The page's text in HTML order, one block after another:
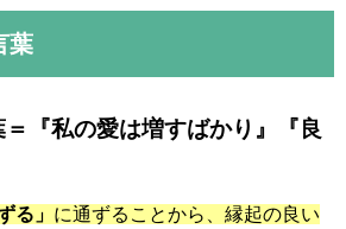
葉
『私の愛は増すばかり』『良
る」 に通ずることから、縁起の良い